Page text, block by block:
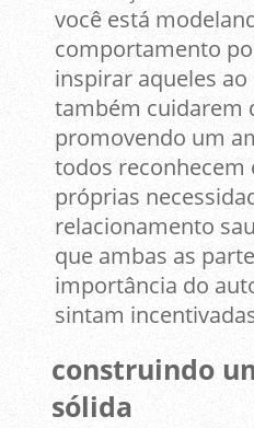
você está
comportamento
inspirar aqueles
também cuidarem
promovendo um
todos reconhecem
próprias
relacionamento
que ambas as
importância do
sintam
construindo
sólida